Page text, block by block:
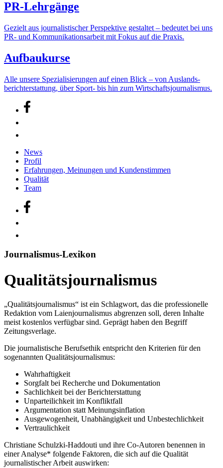
PR-Lehrgänge
Gezielt aus journalistischer Perspektive gestaltet – bedeutet bei uns
PR- und Kommunikationsarbeit mit Fokus auf die Praxis.
Aufbaukurse
Alle unsere Speziali­sierungen auf einen Blick – von Auslands­
bericht­erstattung, über Sport- bis hin zum Wirtschafts­journalismus.
News
Profil
Erfahrungen, Meinungen und Kundenstimmen
Qualität
Team
Journalismus-Lexikon
Qualitätsjournalismus
„Qualitätsjournalismus“ ist ein Schlagwort, das die professionelle
Redaktion vom Laienjournalismus abgrenzen soll, deren Inhalte
meist kostenlos verfügbar sind. Geprägt haben den Begriff
Zeitungsverlage.
Die journalistische Berufsethik entspricht den Kriterien für den
sogenannten Qualitätsjournalismus:
Wahrhaftigkeit
Sorgfalt bei Recherche und Dokumentation
Sachlichkeit bei der Berichterstattung
Unparteilichkeit im Konfliktfall
Argumentation statt Meinungsinflation
Ausgewogenheit, Unabhängigkeit und Unbestechlichkeit
Vertraulichkeit
Christiane Schulzki-Haddouti und ihre Co-Autoren benennen in
einer Analyse* folgende Faktoren, die sich auf die Qualität
journalistischer Arbeit auswirken: